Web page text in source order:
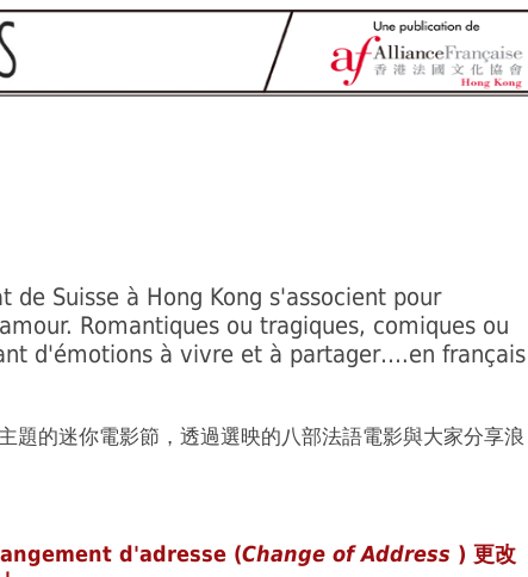
Suisse à Hong Kong s'associent pour
Romantiques ou tragiques, comiques ou
d'émotions à vivre et à partager….en français
題的迷你電影節，透過選映的八部法語電影與大家分享浪
d'adresse (Change of Address ) 更改